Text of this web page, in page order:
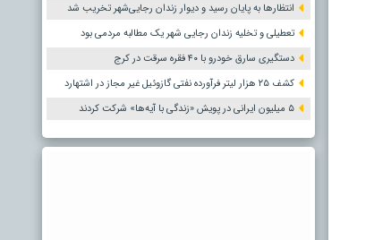
انتظارها به پایان رسید و دیوار زندان رجایی‌شهر تخریب شد
تعطیلی و تخلیه زندان رجایی شهر یک مطالبه مردمی بود
دستگیری سارق خودرو با ۴۰ فقره سرقت در کرج
کشف ۲۵ هزار لیتر فرآورده نفتی گازوئیل غیر مجاز در اشتهارد
۵ میلیون ایرانی در پویش «زندگی با آیه‌ها» شرکت کردند